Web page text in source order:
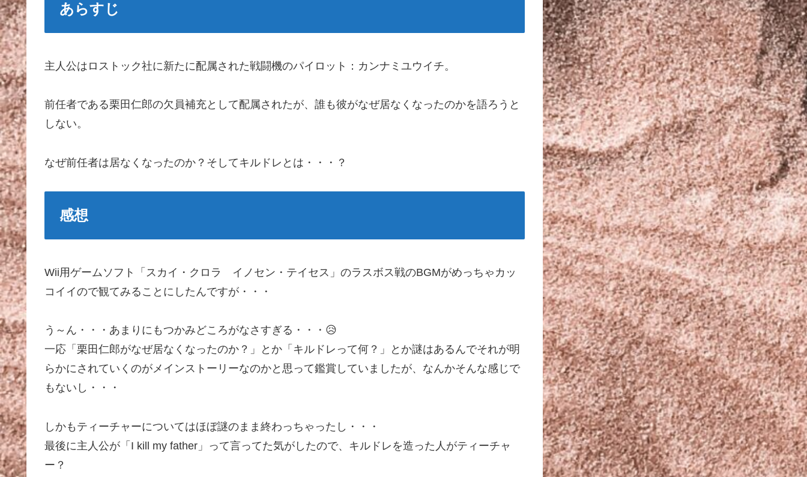
あらすじ
主人公はロストック社に新たに配属された戦闘機のパイロット：カンナミユウイチ。
前任者である栗田仁郎の欠員補充として配属されたが、誰も彼がなぜ居なくなったのかを語ろうと
しない。
なぜ前任者は居なくなったのか？そしてキルドレとは・・・？
感想
Wii用ゲームソフト「スカイ・クロラ イノセン・テイセス」のラスボス戦のBGMがめっちゃカッ
コイイので観てみることにしたんですが・・・
う～ん・・・あまりにもつかみどころがなさすぎる・・・😥
一応「栗田仁郎がなぜ居なくなったのか？」とか「キルドレって何？」とか謎はあるんでそれが明
らかにされていくのがメインストーリーなのかと思って鑑賞していましたが、なんかそんな感じで
もないし・・・
しかもティーチャーについてはほぼ謎のまま終わっちゃったし・・・
最後に主人公が「I kill my father」って言ってた気がしたので、キルドレを造った人がティーチャ
ー？